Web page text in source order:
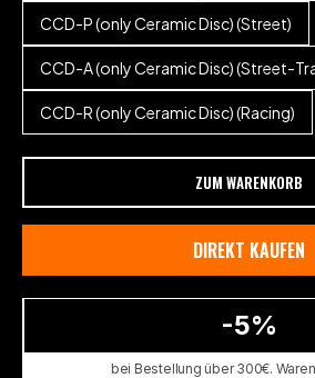
CCD-P (only Ceramic Disc) (Street)
CCD-A (only Ceramic Disc) (Street-
CCD-R (only Ceramic Disc) (Racing)
ZUM WARENKORB
DIREKT KAUFEN
-5%
bei Bestellung über 300€.